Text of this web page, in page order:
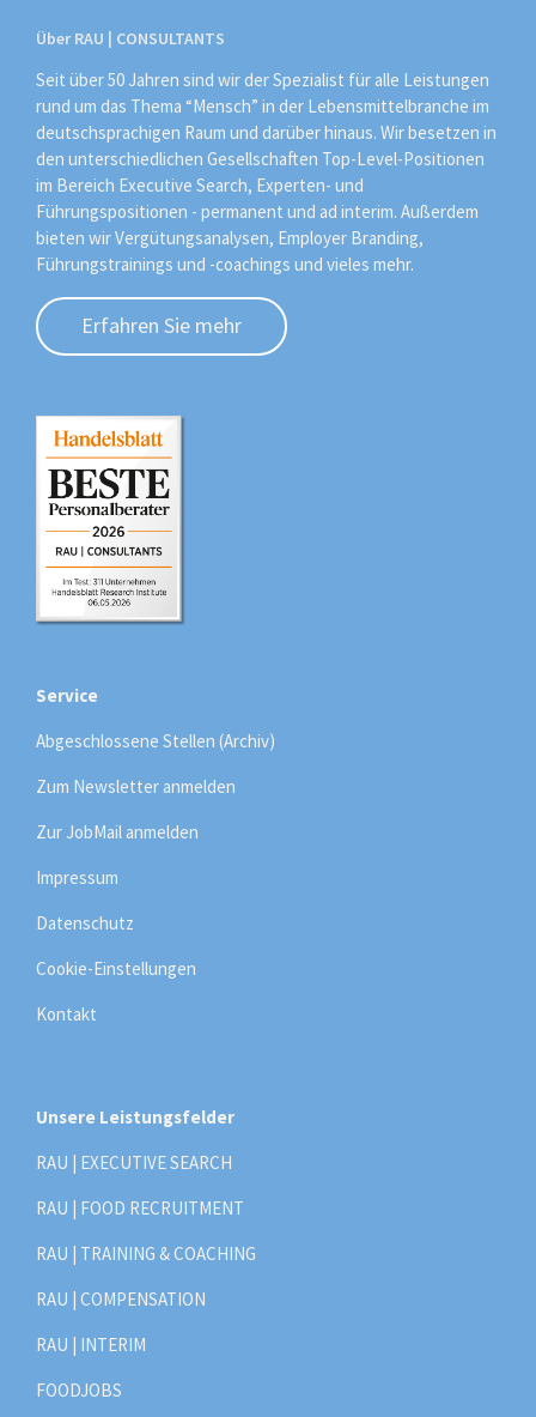
Über RAU | CONSULTANTS
Seit über 50 Jahren sind wir der Spezialist für alle Leistungen
rund um das Thema “Mensch” in der Lebensmittelbranche im
deutschsprachigen Raum und darüber hinaus. Wir besetzen in
den unterschiedlichen Gesellschaften Top-Level-Positionen
im Bereich Executive Search, Experten- und
Führungspositionen - permanent und ad interim. Außerdem
bieten wir Vergütungsanalysen, Employer Branding,
Führungstrainings und -coachings und vieles mehr.
Erfahren Sie mehr
Service
Abgeschlossene Stellen (Archiv)
Zum Newsletter anmelden
Zur JobMail anmelden
Impressum
Datenschutz
Cookie-Einstellungen
Kontakt
Unsere Leistungsfelder
RAU | EXECUTIVE SEARCH
RAU | FOOD RECRUITMENT
RAU | TRAINING & COACHING
RAU | COMPENSATION
RAU | INTERIM
FOODJOBS